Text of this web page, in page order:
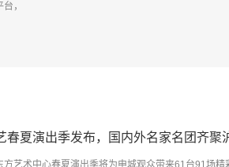
，
春国际音
春夏演出季发布，国内外名家名团齐聚
艺术中心春夏演出季将为申城观众带来61台91场